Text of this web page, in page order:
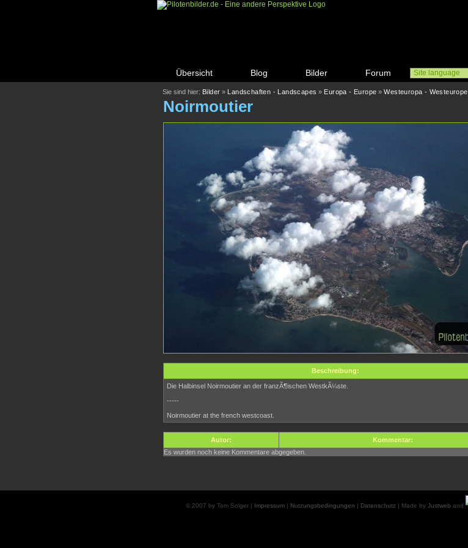
Übersicht Blog Bilder Forum Site language
Sie sind hier: Bilder » Landschaften - Landscapes » Europa - Europe »Westeuropa - Westeurope
Noirmoutier
Beschreibung:
Die Halbinsel Noirmoutier an der franzÃ¶ischen WestkÃ¼ste.
-----
Noirmoutier at the french westcoast.
Autor:
Kommentar:
Es wurden noch keine Kommentare abgegeben.
© 2007 by Tom Solger | Impressum| Nutzungsbedingungen | Datenschutz| Made by Justweb and